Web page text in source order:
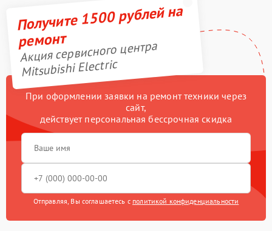
Получите 1500 рублей на
ремонт
Акция сервисного центра
Mitsubishi Electric
При оформлении заявки на ремонт техники через
сайт,
действует персональная бессрочная скидка
Отправляя, Вы соглашаетесь с политикой конфиденциальности